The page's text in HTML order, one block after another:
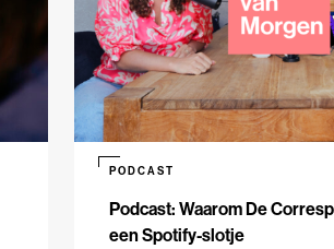
Podcast: Waarom De
een Spotify-slotje
PODCAST